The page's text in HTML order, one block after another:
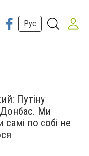
Рус
Путіну
Донбас. Ми
самі по собі не